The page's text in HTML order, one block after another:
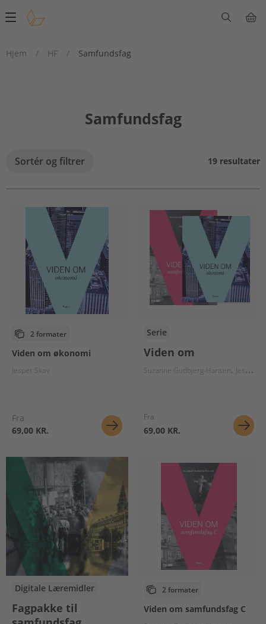
Main
Hjem
/ HF / Samfundsfag
Samfundsfag
Sortér og filtrer 19 resultater
2 formater
Viden om økonomi
Jesper Skov
Fra
69,00 KR.
Serie
Viden om
Suzanne Gudbjerg-Hansen Jesper Skov
Fra
69,00 KR.
Digitale Læremidler
Fagpakke til
2 formater
Viden om samfundsfag C